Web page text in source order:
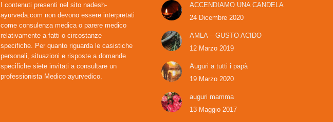
I contenuti presenti nel sito nadesh-
ayurveda.com non devono essere interpretati
come consulenza medica o parere medico
relativamente a fatti o circostanze
specifiche. Per quanto riguarda le casistiche
personali, situazioni e risposte a domande
specifiche siete invitati a consultare un
professionista Medico ayurvedico.
ACCENDIAMO UNA CANDELA
24 Dicembre 2020
AMLA – GUSTO ACIDO
12 Marzo 2019
Auguri a tutti i papà
19 Marzo 2020
auguri mamma
13 Maggio 2017